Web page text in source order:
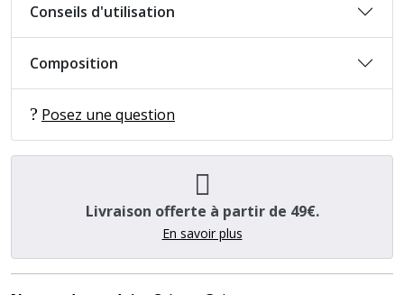
Conseils d'utilisation
Composition
Posez une question
Livraison offerte à partir de 49€.
En savoir plus